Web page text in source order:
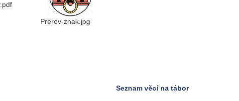
Prerov-znak.jpg
Seznam věcí na tábor